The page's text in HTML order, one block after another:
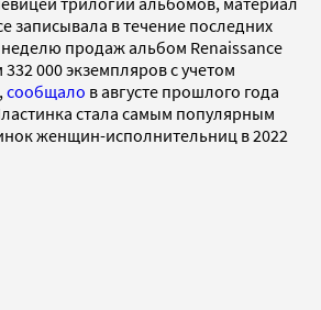
записывала в течение последних
продаж альбом Renaissance
000 экземпляров с учетом
сообщало в августе прошлого года
стала самым популярным
женщин-исполнительниц в 2022